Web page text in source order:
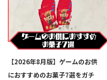
【2026年8月版】ゲームのお供
におすすめのお菓子7選をガチ